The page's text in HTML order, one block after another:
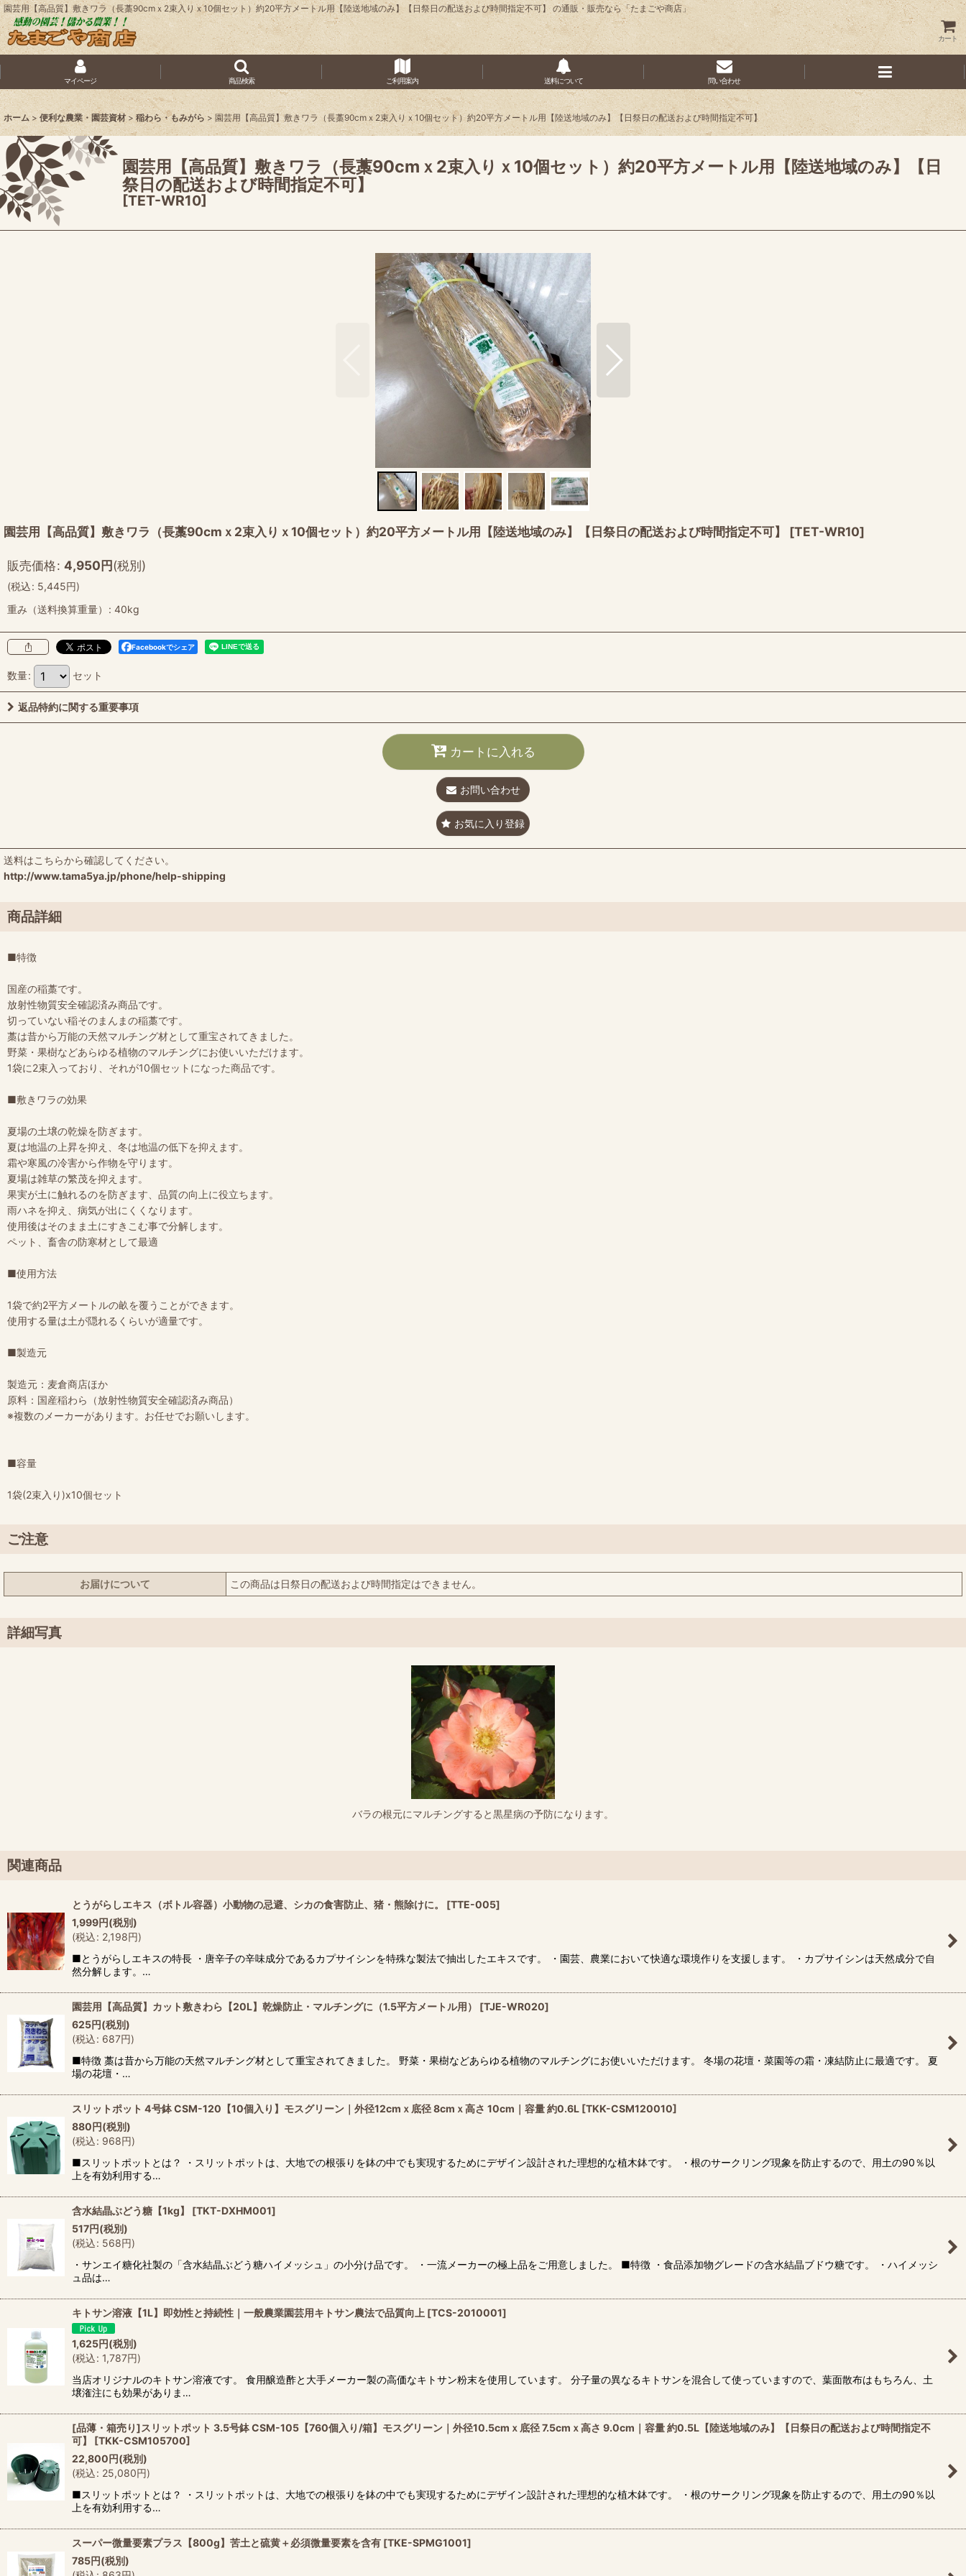
園芸用【高品質】敷きワラ（長藁90cmｘ2束入りｘ10個セット）約20平方メートル用【陸送地域のみ】【日祭日の配送および時間指定不可】 の通販・販売なら「たまごや商店」
カート
マイページ 商品検索 ご利用案内 送料について 問い合わせ
ホーム > 便利な農業・園芸資材 > 稲わら・もみがら > 園芸用【高品質】敷きワラ（長藁90cmｘ2束入りｘ10個セット）約20平方メートル用【陸送地域のみ】【日祭日の配送および時間指定不可】
園芸用【高品質】敷きワラ（長藁90cmｘ2束入りｘ10個セット）約20平方メートル用【陸送地域のみ】【日
祭日の配送および時間指定不可】
[TET-WR10]
園芸用【高品質】敷きワラ（長藁90cmｘ2束入りｘ10個セット）約20平方メートル用【陸送地域のみ】【日祭日の配送および時間指定不可】 [TET-WR10]
販売価格: 4,950円(税別)
(税込: 5,445円)
重み（送料換算重量）
: 40kg
Facebookでシェア
数量: セット
返品特約に関する重要事項
カートに入れる
お問い合わせ
お気に入り登録
送料はこちらから確認してください。
http://www.tama5ya.jp/phone/help-shipping
商品詳細
■特徴
国産の稲藁です。
放射性物質安全確認済み商品です。
切っていない稲そのまんまの稲藁です。
藁は昔から万能の天然マルチング材として重宝されてきました。
野菜・果樹などあらゆる植物のマルチングにお使いいただけます。
1袋に2束入っており、それが10個セットになった商品です。
■敷きワラの効果
夏場の土壌の乾燥を防ぎます。
夏は地温の上昇を抑え、冬は地温の低下を抑えます。
霜や寒風の冷害から作物を守ります。
夏場は雑草の繁茂を抑えます。
果実が土に触れるのを防ぎます、品質の向上に役立ちます。
雨ハネを抑え、病気が出にくくなります。
使用後はそのまま土にすきこむ事で分解します。
ペット、畜舎の防寒材として最適
■使用方法
1袋で約2平方メートルの畝を覆うことができます。
使用する量は土が隠れるくらいが適量です。
■製造元
製造元：麦倉商店ほか
原料：国産稲わら（放射性物質安全確認済み商品）
※複数のメーカーがあります。お任せでお願いします。
■容量
1袋(2束入り)x10個セット
ご注意
お届けについて この商品は日祭日の配送および時間指定はできません。
詳細写真
バラの根元にマルチングすると黒星病の予防になります。
関連商品
とうがらしエキス（ボトル容器）小動物の忌避、シカの食害防止、猪・熊除けに。 [TTE-005]
1,999円(税別)
(税込: 2,198円)
■とうがらしエキスの特長 ・唐辛子の辛味成分であるカプサイシンを特殊な製法で抽出したエキスです。 ・園芸、農業において快適な環境作りを支援します。 ・カプサイシンは天然成分で自
然分解します。…
園芸用【高品質】カット敷きわら【20L】乾燥防止・マルチングに（1.5平方メートル用） [TJE-WR020]
625円(税別)
(税込: 687円)
■特徴 藁は昔から万能の天然マルチング材として重宝されてきました。 野菜・果樹などあらゆる植物のマルチングにお使いいただけます。 冬場の花壇・菜園等の霜・凍結防止に最適です。 夏
場の花壇・…
スリットポット 4号鉢 CSM-120【10個入り】モスグリーン｜外径12cmｘ底径 8cmｘ高さ 10cm｜容量 約0.6L [TKK-CSM120010]
880円(税別)
(税込: 968円)
■スリットポットとは？ ・スリットポットは、大地での根張りを鉢の中でも実現するためにデザイン設計された理想的な植木鉢です。 ・根のサークリング現象を防止するので、用土の90％以
上を有効利用する…
含水結晶ぶどう糖【1kg】 [TKT-DXHM001]
517円(税別)
(税込: 568円)
・サンエイ糖化社製の「含水結晶ぶどう糖ハイメッシュ」の小分け品です。 ・一流メーカーの極上品をご用意しました。 ■特徴 ・食品添加物グレードの含水結晶ブドウ糖です。 ・ハイメッシ
ュ品は…
キトサン溶液【1L】即効性と持続性｜一般農業園芸用キトサン農法で品質向上 [TCS-2010001]
1,625円(税別)
(税込: 1,787円)
当店オリジナルのキトサン溶液です。 食用醸造酢と大手メーカー製の高価なキトサン粉末を使用しています。 分子量の異なるキトサンを混合して使っていますので、葉面散布はもちろん、土
壌潅注にも効果がありま…
[品薄・箱売り]スリットポット 3.5号鉢 CSM-105【760個入り/箱】モスグリーン｜外径10.5cmｘ底径 7.5cmｘ高さ 9.0cm｜容量 約0.5L【陸送地域のみ】【日祭日の配送および時間指定不
可】
[TKK-CSM105700]
22,800円(税別)
(税込: 25,080円)
■スリットポットとは？ ・スリットポットは、大地での根張りを鉢の中でも実現するためにデザイン設計された理想的な植木鉢です。 ・根のサークリング現象を防止するので、用土の90％以
上を有効利用する…
スーパー微量要素プラス【800g】苦土と硫黄＋必須微量要素を含有 [TKE-SPMG1001]
785円(税別)